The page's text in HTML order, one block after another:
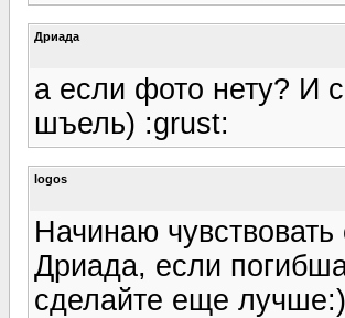
Дриада
а если фото нету? И
шъель) :grust:
logos
Начинаю
Дриада, если
сделайте еще лучше:)